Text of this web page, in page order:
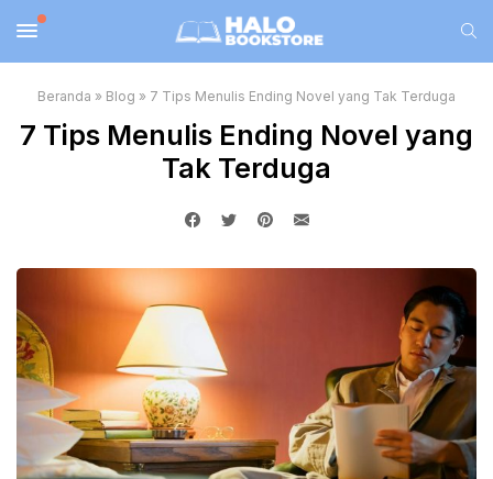
Beranda » Blog » 7 Tips Menulis Ending Novel yang Tak Terduga
7 Tips Menulis Ending Novel yang
Tak Terduga